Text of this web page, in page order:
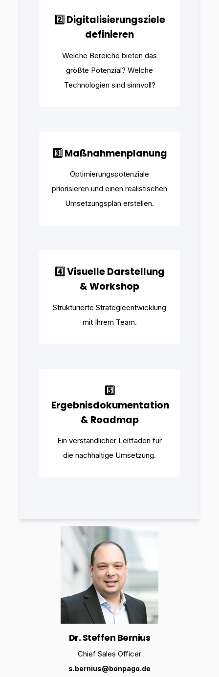
2️⃣ Digitalisierungsziele
definieren
Welche Bereiche bieten das
größte Potenzial? Welche
Technologien sind sinnvoll?
3️⃣ Maßnahmenplanung
Optimierungspotenziale
priorisieren und einen realistischen
Umsetzungsplan erstellen.
4️⃣ Visuelle Darstellung
& Workshop
Strukturierte Strategieentwicklung
mit Ihrem Team.
5️⃣
Ergebnisdokumentation
& Roadmap
Ein verständlicher Leitfaden für
die nachhaltige Umsetzung.
Dr. Steffen Bernius
Chief Sales Officer
s.bernius@bonpago.de